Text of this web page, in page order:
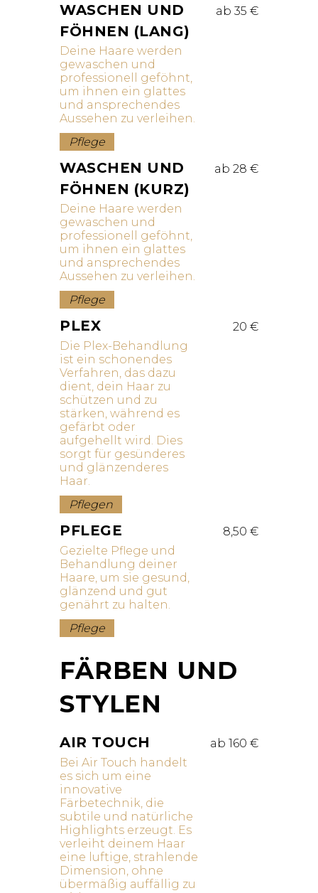
WASCHEN UND
FÖHNEN (LANG)
ab 35 €
Deine Haare werden
gewaschen und
professionell geföhnt,
um ihnen ein glattes
und ansprechendes
Aussehen zu verleihen.
Pflege
WASCHEN UND
FÖHNEN (KURZ)
ab 28 €
Deine Haare werden
gewaschen und
professionell geföhnt,
um ihnen ein glattes
und ansprechendes
Aussehen zu verleihen.
Pflege
PLEX
20 €
Die Plex-Behandlung
ist ein schonendes
Verfahren, das dazu
dient, dein Haar zu
schützen und zu
stärken, während es
gefärbt oder
aufgehellt wird. Dies
sorgt für gesünderes
und glänzenderes
Haar.
Pflegen
PFLEGE
8,50 €
Gezielte Pflege und
Behandlung deiner
Haare, um sie gesund,
glänzend und gut
genährt zu halten.
Pflege
FÄRBEN UND
STYLEN
AIR TOUCH
ab 160 €
Bei Air Touch handelt
es sich um eine
innovative
Färbetechnik, die
subtile und natürliche
Highlights erzeugt. Es
verleiht deinem Haar
eine luftige, strahlende
Dimension, ohne
übermäßig auffällig zu